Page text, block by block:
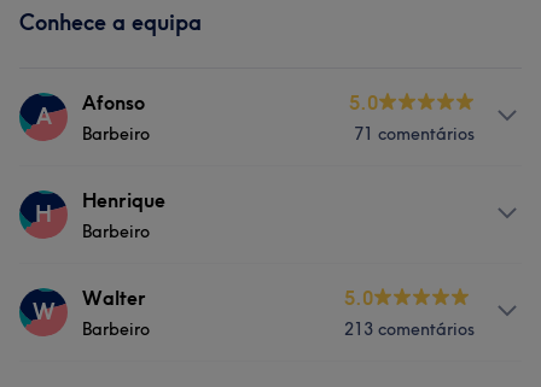
Conhece a equipa
A Afonso
Barbeiro
5.0
71 comentários
Serviços
H Henrique
Barbeiro
Serviços
W Walter
Barbeiro
5.0
213 comentários